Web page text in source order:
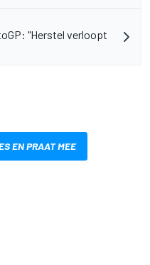
"Herstel verloopt
EN PRAAT MEE